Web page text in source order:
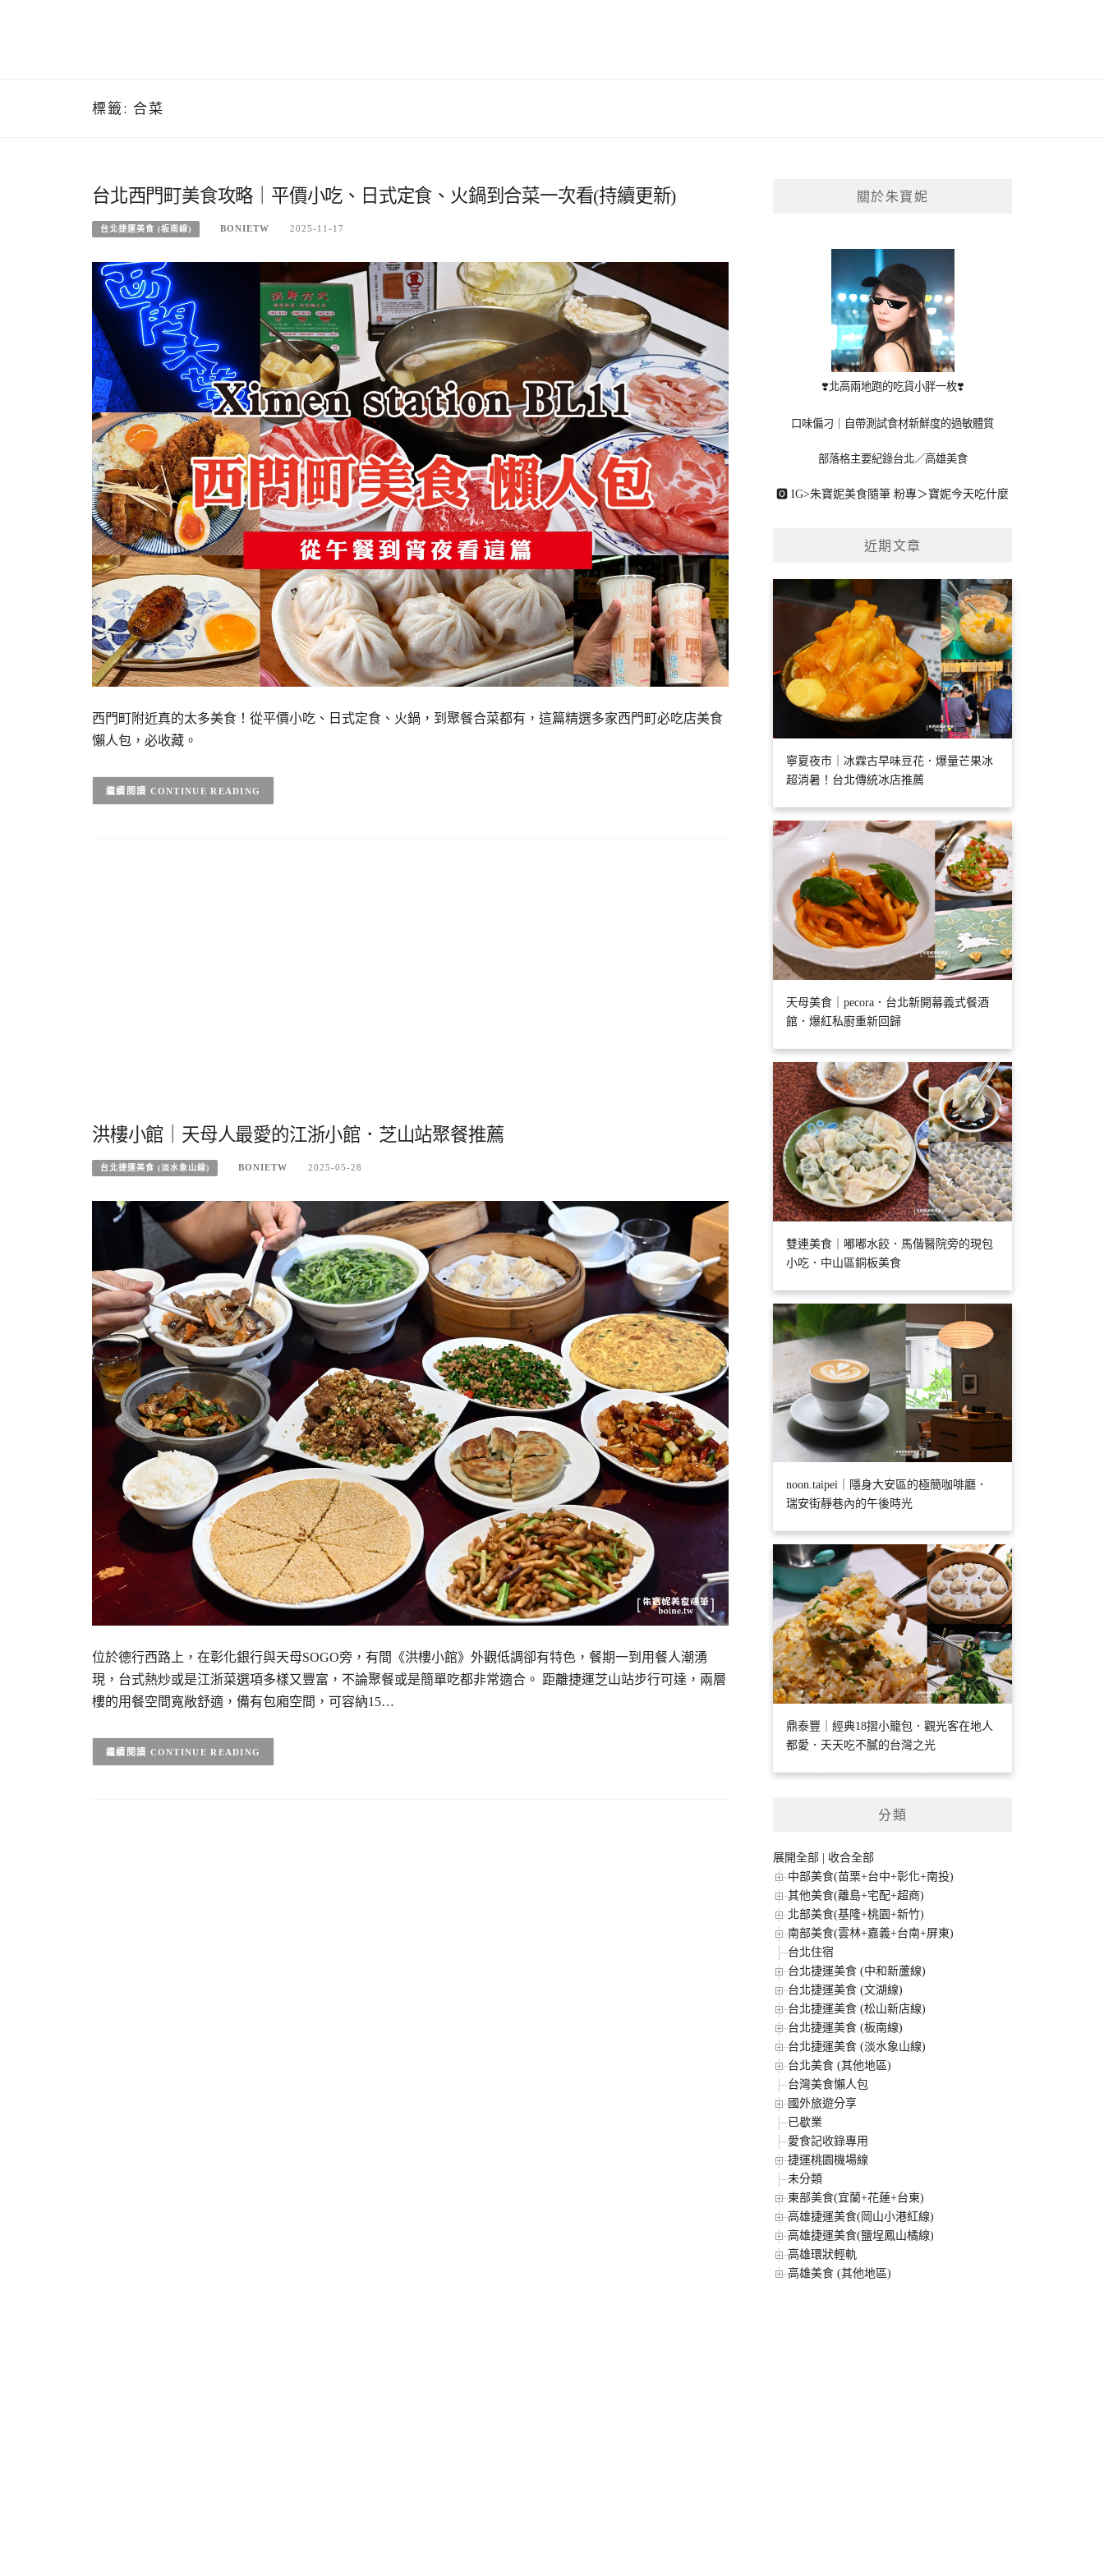
標籤: 合菜
台北西門町美食攻略｜平價小吃、日式定食、火鍋到合菜一次看(持續更新)
台北捷運美食 (板南線) BONIETW 2025-11-17
西門町附近真的太多美食！從平價小吃、日式定食、火鍋，到聚餐合菜都有，這篇精選多家西門町必吃店美食
懶人包，必收藏。
CONTINUE READING
洪樓小館｜天母人最愛的江浙小館．芝山站聚餐推薦
台北捷運美食 (淡水象山線) BONIETW 2025-05-28
位於德行西路上，在彰化銀行與天母SOGO旁，有間《洪樓小館》外觀低調卻有特色，餐期一到用餐人潮湧
現，台式熱炒或是江浙菜選項多樣又豐富，不論聚餐或是簡單吃都非常適合。 距離捷運芝山站步行可達，兩層
樓的用餐空間寬敞舒適，備有包廂空間，可容納15…
CONTINUE READING
關於朱寶妮
❣️北高兩地跑的吃貨小胖一枚❣️
口味偏刁｜自帶測試食材新鮮度的過敏體質
部落格主要紀錄台北／高雄美食
🅾 IG>朱寶妮美食隨筆 粉專＞寶妮今天吃什麼
近期文章
寧夏夜市｜冰霖古早味豆花．爆量芒果冰
超消暑！台北傳統冰店推薦
天母美食｜pecora．台北新開幕義式餐酒
館．爆紅私廚重新回歸
雙連美食｜嘟嘟水餃．馬偕醫院旁的現包
小吃．中山區銅板美食
noon.taipei｜隱身大安區的極簡咖啡廳．
瑞安街靜巷內的午後時光
鼎泰豐｜經典18摺小籠包．觀光客在地人
都愛．天天吃不膩的台灣之光
分類
展開全部
收合全部
中部美食(苗栗+台中+彰化+南投)
其他美食(離島+宅配+超商)
北部美食(基隆+桃園+新竹)
南部美食(雲林+嘉義+台南+屏東)
台北住宿
台北捷運美食 (中和新蘆線)
台北捷運美食 (文湖線)
台北捷運美食 (松山新店線)
台北捷運美食 (板南線)
台北捷運美食 (淡水象山線)
台北美食 (其他地區)
台灣美食懶人包
國外旅遊分享
已歇業
愛食記收錄專用
捷運桃園機場線
未分類
東部美食(宜蘭+花蓮+台東)
高雄捷運美食(岡山小港紅線)
高雄捷運美食(鹽埕鳳山橘線)
高雄環狀輕軌
高雄美食 (其他地區)